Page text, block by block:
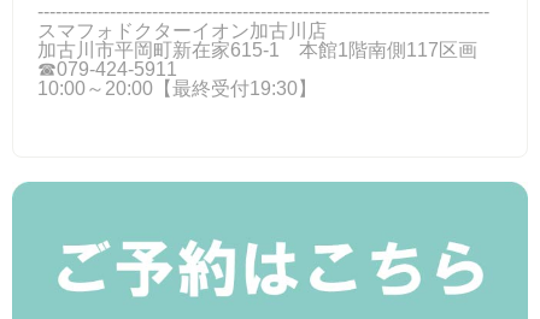
---------------------------------------------------------------------------
スマフォドクターイオン加古川店
加古川市平岡町新在家615-1 本館1階南側117区画
☎079-424‐5911
10:00～20:00【最終受付19:30】